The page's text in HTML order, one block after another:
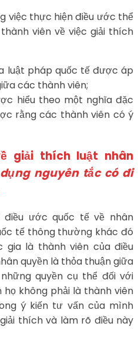
việc thực hiện điều ước thể
viên về việc giải thích
luật pháp quốc tế được áp
các thành viên;
hiểu theo một nghĩa đặc
rằng các thành viên có ý
giải thích luật nhân
nguyên tắc có đi
ước quốc tế về nhân
tế thông thường khác đó
gia là thành viên của điều
quyền là thỏa thuận giữa
quyền cụ thể đối với
không phải là thành viên
ý kiến tư vấn của mình
thích và làm rõ điều này